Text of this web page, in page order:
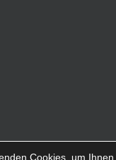
Cookies, um